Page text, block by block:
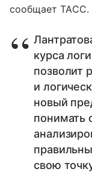
сообщает ТАСС.
курса
позволит
и
новый
понимать
свою